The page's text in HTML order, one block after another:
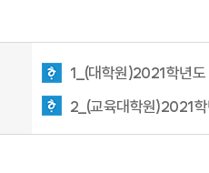
1_(대학원)2021학년
2_(교육대학원)2021